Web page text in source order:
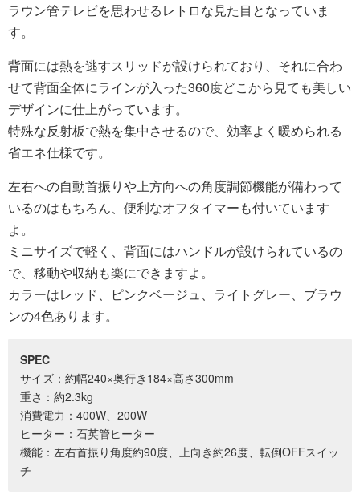
ラウン管テレビを思わせるレトロな見た目となっていま
す。
背面には熱を逃すスリッドが設けられており、それに合わ
せて背面全体にラインが入った360度どこから見ても美しい
デザインに仕上がっています。
特殊な反射板で熱を集中させるので、効率よく暖められる
省エネ仕様です。
左右への自動首振りや上方向への角度調節機能が備わって
いるのはもちろん、便利なオフタイマーも付いています
よ。
ミニサイズで軽く、背面にはハンドルが設けられているの
で、移動や収納も楽にできますよ。
カラーはレッド、ピンクベージュ、ライトグレー、ブラウ
ンの4色あります。
SPEC
サイズ：約幅240×奥行き184×高さ300mm
重さ：約2.3kg
消費電力：400W、200W
ヒーター：石英管ヒーター
機能：左右首振り角度約90度、上向き約26度、転倒OFFスイッ
チ